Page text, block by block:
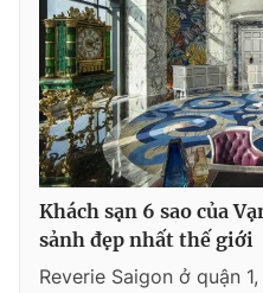
Khách sạn 6 sao của
sảnh đẹp nhất thế giới
Reverie Saigon ở quận